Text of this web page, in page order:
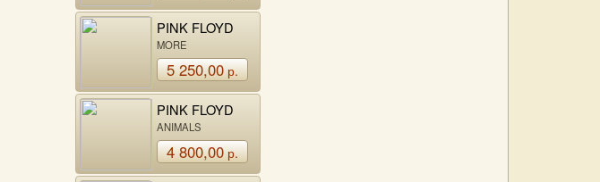
PINK FLOYD
MORE
5 250,00р.
PINK FLOYD
ANIMALS
4 800,00р.